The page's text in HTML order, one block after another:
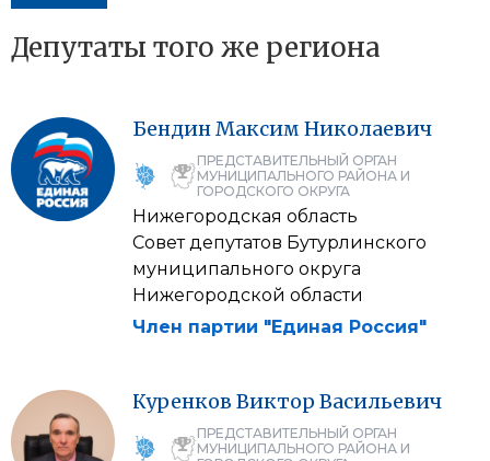
Депутаты того же региона
БендинМаксим Николаевич
ПРЕДСТАВИТЕЛЬНЫЙ ОРГАН
МУНИЦИПАЛЬНОГО РАЙОНА И
ГОРОДСКОГО ОКРУГА
Нижегородская область
Совет депутатов Бутурлинского
муниципального округа
Нижегородской области
Член партии "Единая Россия"
Куренков Виктор Васильевич
ПРЕДСТАВИТЕЛЬНЫЙ ОРГАН
МУНИЦИПАЛЬНОГО РАЙОНА И